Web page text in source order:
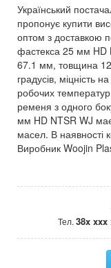
Український
пропонує купити
оптом з доставкою
фастекса 25 мм
67.1 мм, товщина
градусів, міцність
робочих
ременя з одного
мм HD NTSR WJ має
масел. В наявності
Виробник Woojin
Тел. 38x xxx